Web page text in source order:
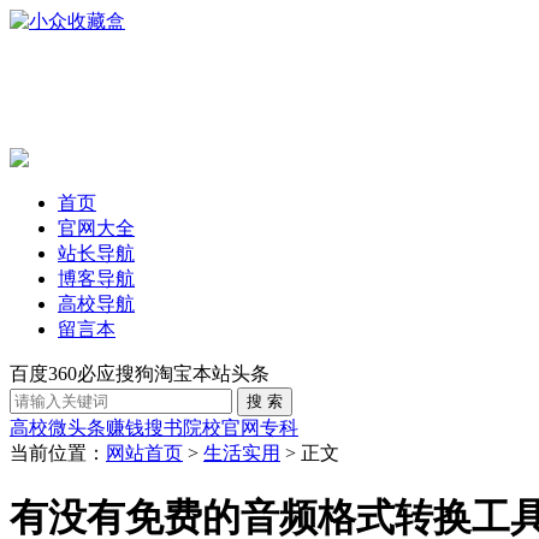
首页
官网大全
站长导航
博客导航
高校导航
留言本
百度360必应搜狗淘宝本站头条
高校微头条赚钱搜书院校官网专科
当前位置： 网站首页 > 生活实用 > 正文
有没有免费的音频格式转换工